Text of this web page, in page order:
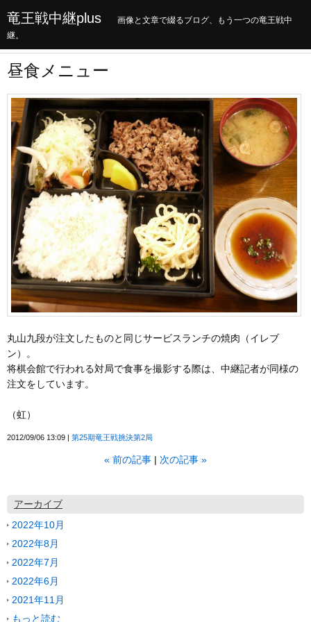
竜王戦中継plus
画像と文章で綴るブログ、もう一つの竜王戦中
継。
昼食メニュー
丸山九段が注文したものと同じサービスランチの焼肉（イレブ
ン）。
将棋会館で行われる対局で食事を撮影する際は、中継記者が同様の
注文をしています。
（虹）
2012/09/06 13:09 第25期竜王戦挑決第2局
« 前の記事 次の記事 »
アーカイブ
2022年10月
2022年8月
2022年7月
2022年6月
2021年11月
もっと読む